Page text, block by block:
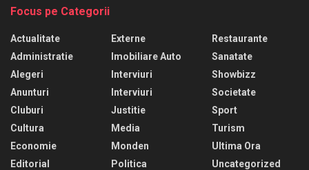
Focus pe Categorii
Actualitate
Administratie
Alegeri
Anunturi
Cluburi
Cultura
Economie
Editorial
Externe
Imobiliare Auto
Interviuri
Interviuri
Justitie
Media
Monden
Politica
Restaurante
Sanatate
Showbizz
Societate
Sport
Turism
Ultima Ora
Uncategorized